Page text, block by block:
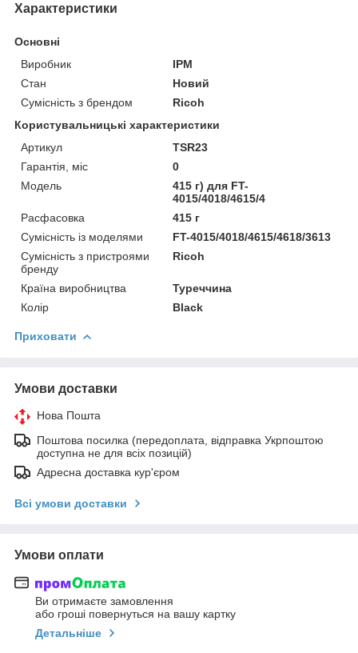
Характеристики
Основні
Виробник
IPM
Стан
Новий
Сумісність з брендом
Ricoh
Користувальницькі характеристики
Артикул
TSR23
Гарантія, міс
0
Мoдель
415 г) для FT-
4015/4018/4615/4
Расфасовка
415 г
Сумісність із моделями
FT-4015/4018/4615/4618/3613
Сумісність з пристроями
бренду
Ricoh
Країна виробництва
Туреччина
Колір
Black
Приховати
Умови доставки
Нова Пошта
Поштова посилка (передоплата, відправка Укрпоштою
доступна не для всіх позицій)
Адресна доставка кур'єром
Всі умови доставки
Умови оплати
Ви отримаєте замовлення
або гроші повернуться на вашу картку
Детальніше